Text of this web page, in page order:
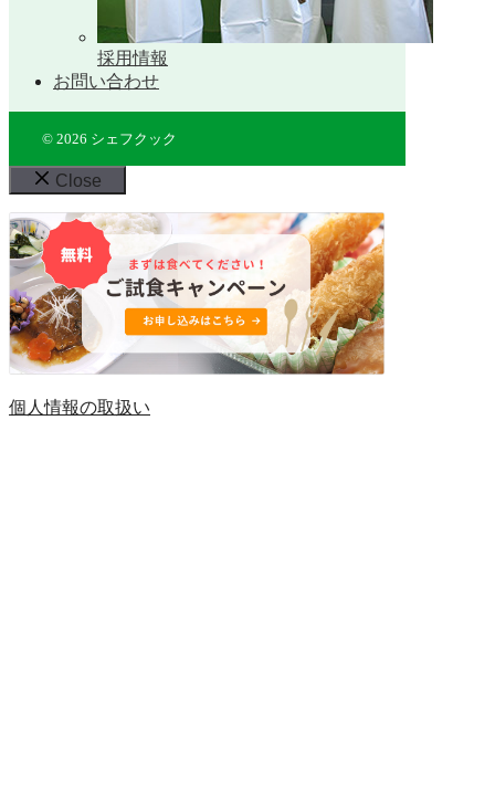
採用情報
お問い合わせ
© 2026 シェフクック
Close
個人情報の取扱い